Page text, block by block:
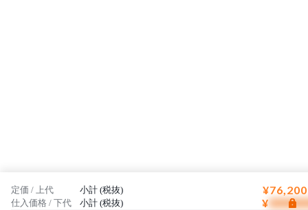
定価 / 上代 小計 (税抜)
仕入価格 / 下代 小計 (税抜) ¥